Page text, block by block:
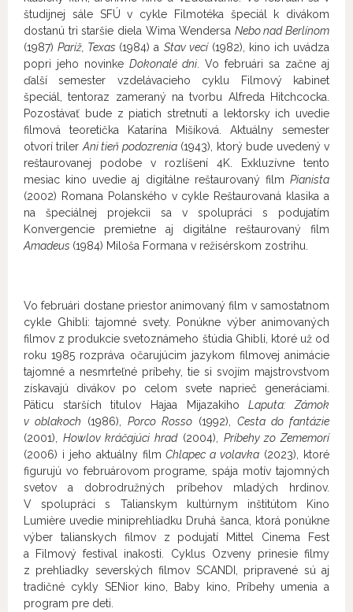
študijnej sále SFÚ v cykle Filmotéka špeciál k divákom
dostanú tri staršie diela Wima Wendersa Nebo nad Berlínom
(1987)Paríž, Texas (1984) a Stav vecí(1982), kino ich uvádza
popri jeho novinke Dokonalé dni . Vo februári sa začne aj
ďalší semester vzdelávacieho cyklu Filmový kabinet
špeciál, tentoraz zameraný na tvorbu Alfreda Hitchcocka.
Pozostávať bude z piatich stretnutí a lektorsky ich uvedie
filmová teoretička Katarína Mišíková. Aktuálny semester
otvorí triler Ani tieň podozrenia(1943), ktorý bude uvedený v
reštaurovanej podobe v rozlíšení 4K. Exkluzívne tento
mesiac kino uvedie aj digitálne reštaurovaný film Pianista
(2002) Romana Polanského v cykle Reštaurovaná klasika a
na špeciálnej projekcii sa v spolupráci s podujatím
Konvergencie premietne aj digitálne reštaurovaný film
Amadeus (1984) Miloša Formana v režisérskom zostrihu.
Vo februári dostane priestor animovaný film v samostatnom
cykle Ghibli: tajomné svety. Ponúkne výber animovaných
filmov z produkcie svetoznámeho štúdia Ghibli, ktoré už od
roku 1985 rozpráva očarujúcim jazykom filmovej animácie
tajomné a nesmrteľné príbehy, tie si svojím majstrovstvom
získavajú divákov po celom svete naprieč generáciami.
Päticu starších titulov Hajaa MijazakihoLaputa: Zámok
v oblakoch (1986), Porco Rosso (1992), Cesta do fantázie
(2001), Howlov kráčajúci hrad(2004), Príbehy zo Zememorí
(2006) i jeho aktuálny filmChlapec a volavka (2023), ktoré
figurujú vo februárovom programe, spája motív tajomných
svetov a dobrodružných príbehov mladých hrdinov.
V spolupráci s Talianskym kultúrnym inštitútom Kino
Lumière uvedie miniprehliadku Druhá šanca, ktorá ponúkne
výber talianskych filmov z podujatí Mittel Cinema Fest
a Filmový festival inakosti. Cyklus Ozveny prinesie filmy
z prehliadky severských filmov SCANDI, pripravené sú aj
tradičné cykly SENior kino, Baby kino, Príbehy umenia a
program pre deti.